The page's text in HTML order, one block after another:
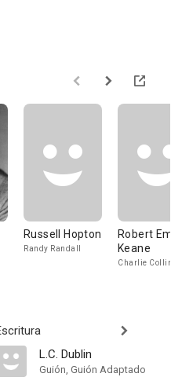
Russell Hopton
Randy Randall
Robert
Keane
Charlie
L.C. Dublin
Guión, Guión Adaptado